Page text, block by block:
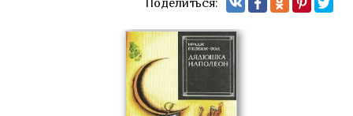
Поделиться: